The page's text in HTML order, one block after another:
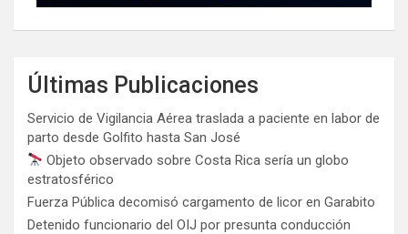
Últimas Publicaciones
Servicio de Vigilancia Aérea traslada a paciente en labor de
parto desde Golfito hasta San José
Objeto observado sobre Costa Rica sería un globo
estratosférico
Fuerza Pública decomisó cargamento de licor en Garabito
Detenido funcionario del OIJ por presunta conducción